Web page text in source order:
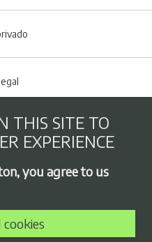
exchange
THIS SITE TO
EXPERIENCE
you agree to us